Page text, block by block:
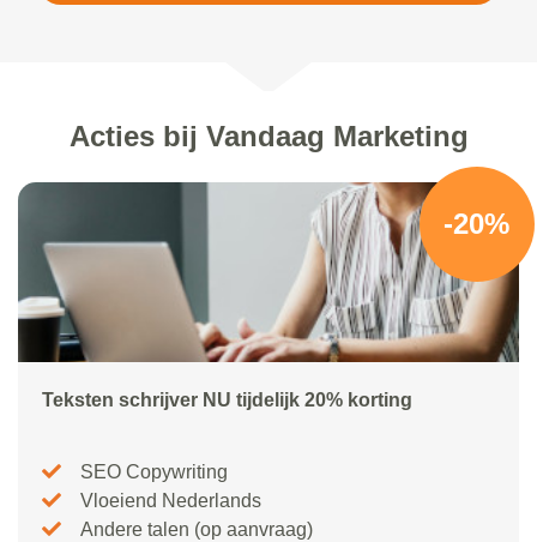
Acties bij Vandaag Marketing
-20%
Teksten schrijver NU tijdelijk 20% korting
SEO Copywriting
Vloeiend Nederlands
Andere talen (op aanvraag)